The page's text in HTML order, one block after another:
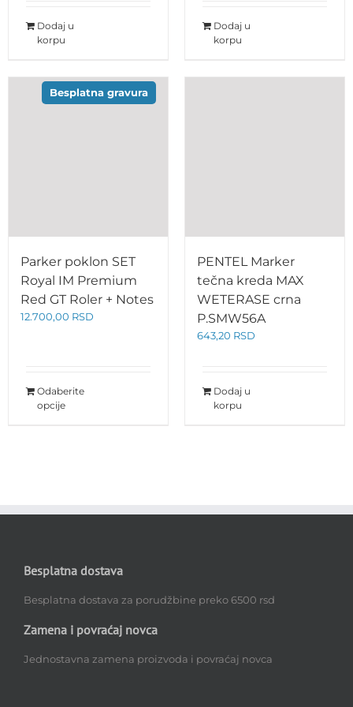
Dodaj u
korpu
Dodaj u
korpu
Besplatna gravura
Parker poklon SET
Royal IM Premium
Red GT Roler + Notes
12.700,00 RSD
Odaberite
opcije
PENTEL Marker
tečna kreda MAX
WETERASE crna
P.SMW56A
643,20 RSD
Dodaj u
korpu
Besplatna dostava
Besplatna dostava za porudžbine preko 6500 rsd
Zamena i povraćaj novca
Jednostavna zamena proizvoda i povraćaj novca